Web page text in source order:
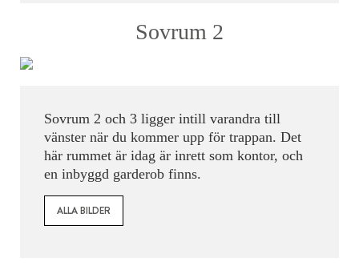
Sovrum 2
Sovrum 2 och 3 ligger intill varandra till
vänster när du kommer upp för trappan. Det
här rummet är idag är inrett som kontor, och
en inbyggd garderob finns.
ALLA BILDER